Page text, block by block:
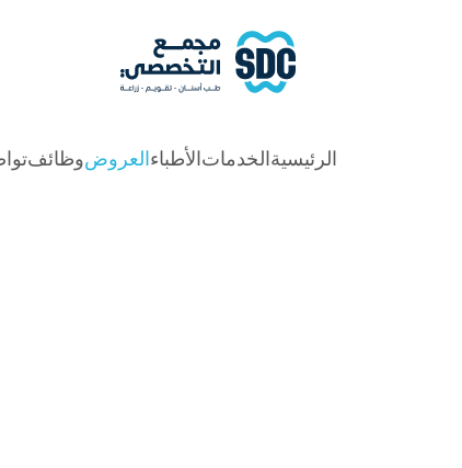
الرئيسيةالخدماتالأطباءالعروضوظائف